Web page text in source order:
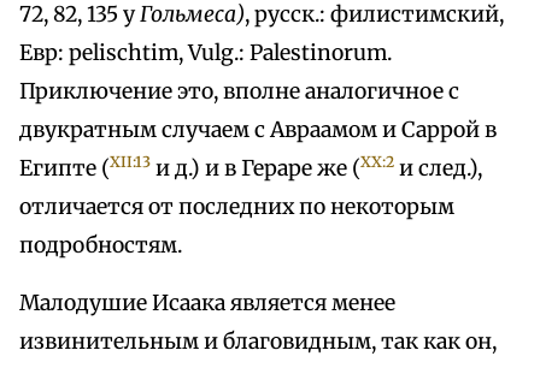
72, 82, 135 уГольмеса), русск.: филистимский,
Евр: pelischtim, Vulg.: Palestinorum.
Приключение это, вполне аналогичное с
двукратным случаем с Авраамом и Саррой в
Египте (XII:13 и д.) и в Гераре же (XX:2 и след.),
отличается от последних по некоторым
подробностям.
Малодушие Исаака является менее
извинительным и благовидным, так как он,